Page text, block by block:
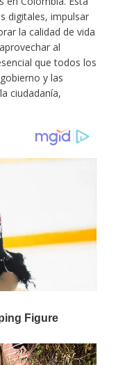
digitales, impulsar
la calidad de vida
al
que todos los
y las
ciudadanía,